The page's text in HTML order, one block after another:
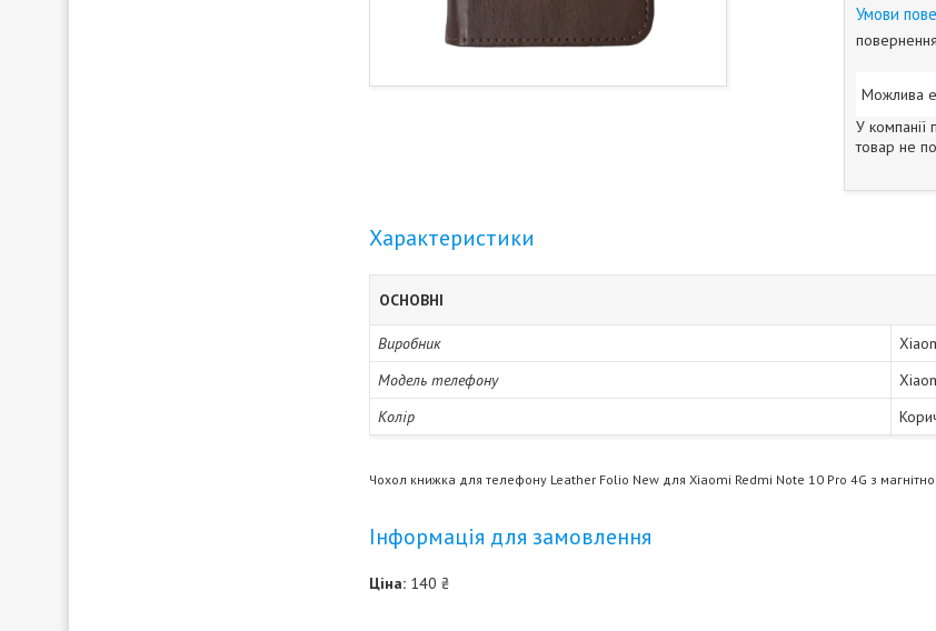
У компанії
товар не
Характеристики
ОСНОВНІ
Виробник
Модель телефону
Колір
Чохол книжка для телефону Leather Folio New для Xiaomi Redmi Note 10 Pro 4G з
Інформація для замовлення
Ціна: 140 ₴